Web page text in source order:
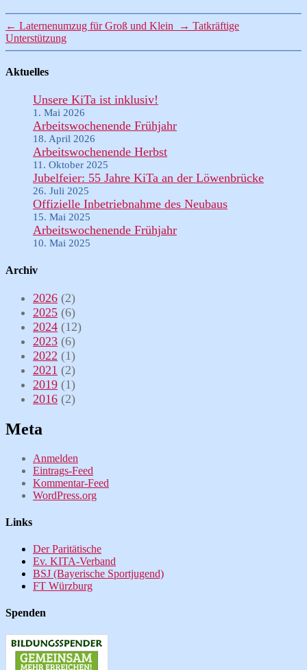
← Laternenumzug für Groß und Klein → Tatkräftige
Unterstützung
Aktuelles
Unsere KiTa ist inklusiv!
1. Mai 2026
Arbeitswochenende Frühjahr
18. April 2026
Arbeitswochenende Herbst
11. Oktober 2025
Jubelfeier: 55 Jahre KiTa an der Löwenbrücke
26. Juli 2025
Offizielle Inbetriebnahme des Neubaus
15. Mai 2025
Arbeitswochenende Frühjahr
10. Mai 2025
Archiv
2026 (2)
2025 (6)
2024 (12)
2023 (6)
2022 (1)
2021 (2)
2019 (1)
2016 (2)
Meta
Anmelden
Eintrags-Feed
Kommentar-Feed
WordPress.org
Links
Der Paritätische
Ev. KITA-Verband
BSJ (Bayerische Sportjugend)
FT Würzburg
Spenden